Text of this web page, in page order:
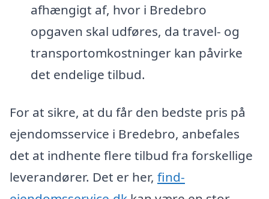
afhængigt af, hvor i Bredebro
opgaven skal udføres, da travel- og
transportomkostninger kan påvirke
det endelige tilbud.
For at sikre, at du får den bedste pris på
ejendomsservice i Bredebro, anbefales
det at indhente flere tilbud fra forskellige
leverandører. Det er her, find-